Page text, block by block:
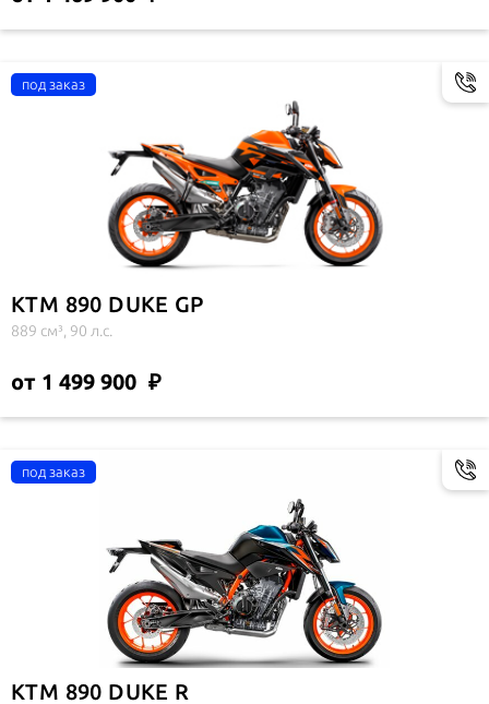
KTM 890 DUKE GP
889 см³, 90 л.с.
от 1 499 900
KTM 890 DUKE R